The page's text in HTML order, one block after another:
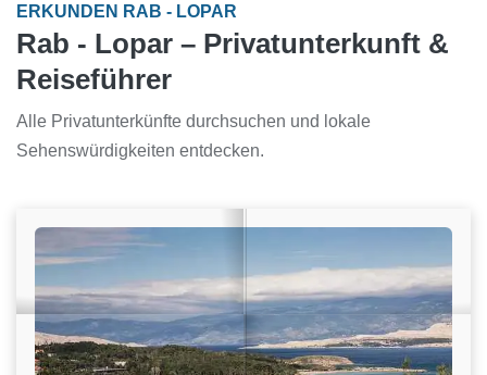
ERKUNDEN RAB - LOPAR
Rab - Lopar – Privatunterkunft &
Reiseführer
Alle Privatunterkünfte durchsuchen und lokale
Sehenswürdigkeiten entdecken.